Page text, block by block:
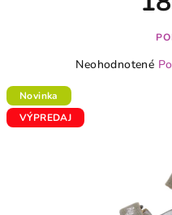
Priemerné
je
0,0
Neohodnotené
Novinka
VÝPREDAJ